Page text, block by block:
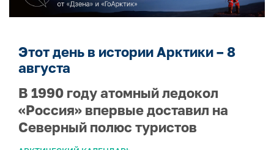
Этот день в истории Арктики – 8
августа
В 1990 году атомный ледокол
«Россия» впервые доставил на
Северный полюс туристов